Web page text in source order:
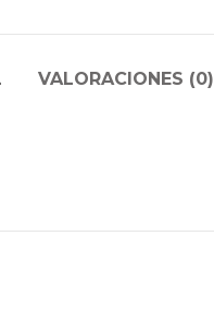
VALORACIONES (0)